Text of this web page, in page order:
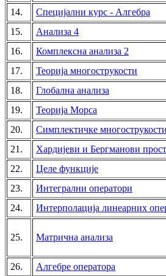
14. Специјални курс - Алгебра
15.
Анализа 4
16.
Комплексна анализа 2
17.
Теорија многострукости
18.
Глобална анализа
19.
Теорија Морса
20.
Симплектичке многострукости
21.
Хардијеви и Бергманови
22.
Целе функције
23.
Интегрални оператори
24.
Интерполација линеарних
25. Матрична анализа
26. Алгебре оператора